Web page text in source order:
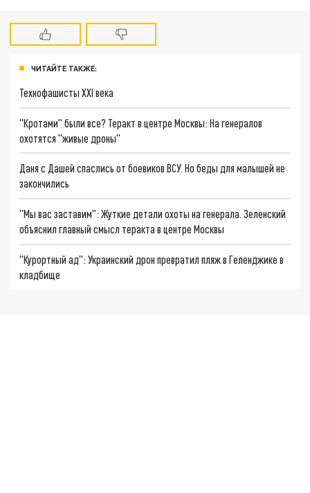
ЧИТАЙТЕ ТАКЖЕ:
Технофашисты XXI века
"Кротами" были все? Теракт в центре Москвы: На генералов
охотятся "живые дроны"
Даня с Дашей спаслись от боевиков ВСУ. Но беды для малышей не
закончились
"Мы вас заставим": Жуткие детали охоты на генерала. Зеленский
объяснил главный смысл теракта в центре Москвы
"Курортный ад": Украинский дрон превратил пляж в Геленджике в
кладбище